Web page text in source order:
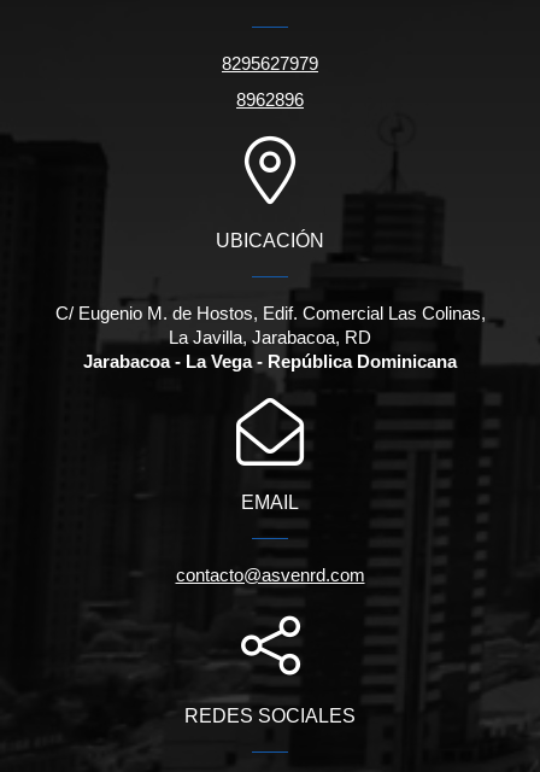
8295627979
8962896
UBICACIÓN
C/ Eugenio M. de Hostos, Edif. Comercial Las Colinas,
La Javilla, Jarabacoa, RD
Jarabacoa - La Vega - República Dominicana
EMAIL
contacto@asvenrd.com
REDES SOCIALES